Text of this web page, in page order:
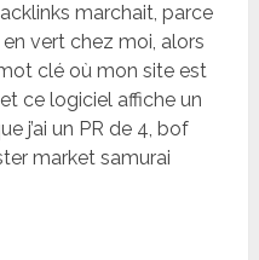
marchait, parce
vert chez moi, alors
mot clé où mon site est
ce logiciel affiche un
j’ai un PR de 4, bof
market samurai